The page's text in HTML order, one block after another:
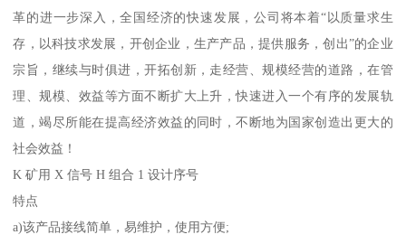
革的进一步深入，全国经济的快速发展，公司将本着“以质量求生
存，以科技求发展，开创企业，生产产品，提供服务，创出”的企业
宗旨，继续与时俱进，开拓创新，走经营、规模经营的道路，在管
理、规模、效益等方面不断扩大上升，快速进入一个有序的发展轨
道，竭尽所能在提高经济效益的同时，不断地为国家创造出更大的
社会效益！
K 矿用 X 信号 H 组合 1 设计序号
特点
a)该产品接线简单，易维护，使用方便;